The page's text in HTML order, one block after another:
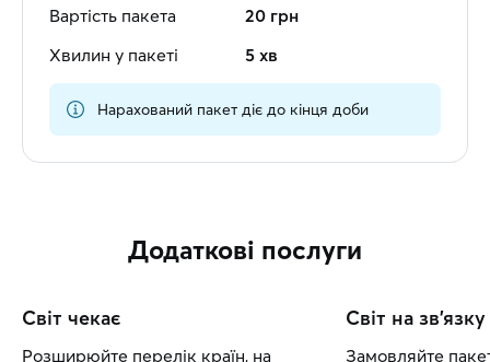
Вартість пакета
20 грн
Хвилин у пакеті
5 хв
Нарахований пакет діє до кінця доби
Додаткові послуги
Світ чекає
Розширюйте перелік країн, на
Світ на
Замовляйте